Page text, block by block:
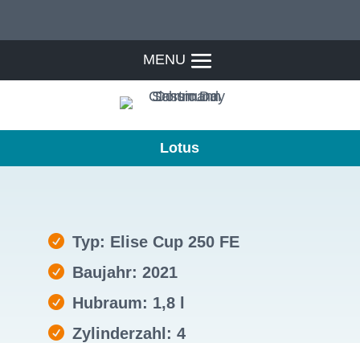
Lotus
Typ: Elise Cup 250 FE
Baujahr: 2021
Hubraum: 1,8 l
Zylinderzahl: 4